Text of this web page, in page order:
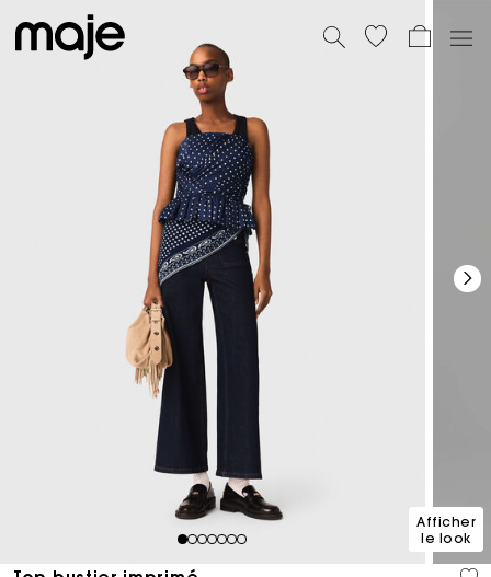
1234567
Afficher
le look